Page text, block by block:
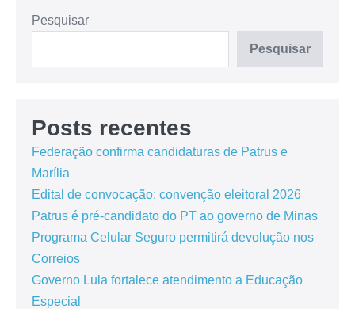
Pesquisar
Pesquisar
Posts recentes
Federação confirma candidaturas de Patrus e
Marília
Edital de convocação: convenção eleitoral 2026
Patrus é pré-candidato do PT ao governo de Minas
Programa Celular Seguro permitirá devolução nos
Correios
Governo Lula fortalece atendimento a Educação
Especial